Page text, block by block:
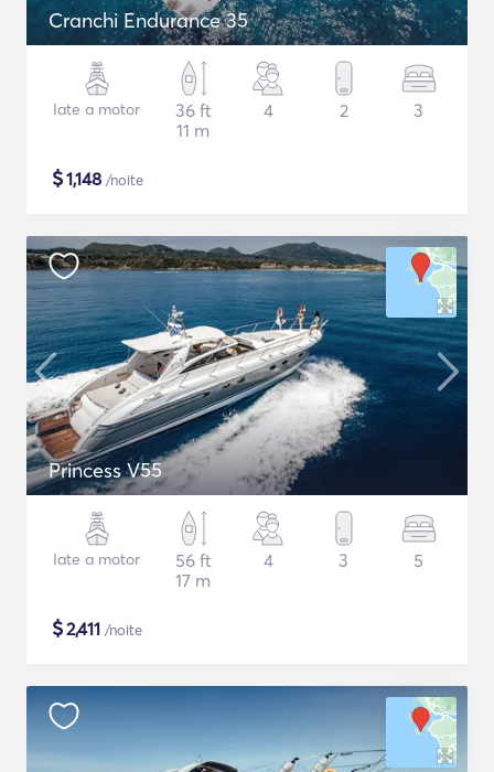
Cranchi Endurance 35
Iate a motor
36 ft
11 m
4 2 3
$1,148 /noite
Princess V55
Iate a motor
56 ft
17 m
4 3 5
$2,411 /noite